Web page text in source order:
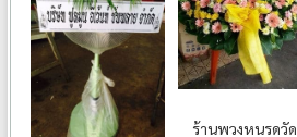
ร้านพวงหนรดวัด